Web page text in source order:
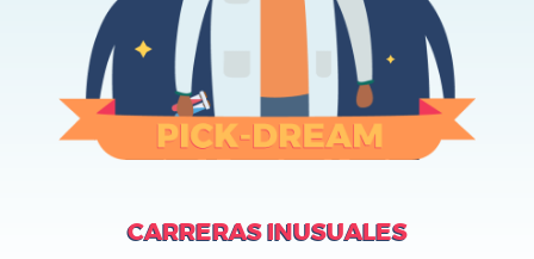
CARRERAS INUSUALES